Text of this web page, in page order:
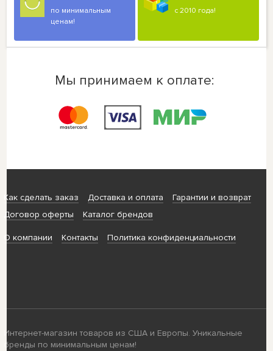
по минимальным
ценам!
с 2010 года!
Мы принимаем к оплате:
Как сделать заказ Доставка и оплата
Гарантии и возврат
Договор оферты
Каталог брендов
О компании Контакты Политика конфиденциальности
Интернет-магазин товаров из США и Европы. Уникальные
бренды по минимальным ценам!